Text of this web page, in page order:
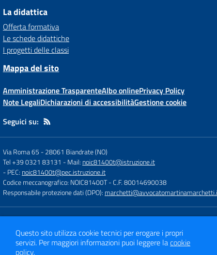
La didattica
Offerta formativa
Le schede didattiche
I progetti delle classi
Mappa del sito
Amministrazione TrasparenteAlbo onlinePrivacy Policy
Note LegaliDichiarazioni di accessibilitàGestione cookie
Seguici su:
Via Roma 65 -28061 Biandrate (NO)
Tel +39 0321 83131 - Mail: noic81400t@istruzione.it
- PEC: noic81400t@pec.istruzione.it
Codice meccanografico: NOIC81400T- C.F. 80014690038
Responsabile protezione dati (DPO):
Sito web realizzato con CMS
SCUOLASTICO
Questo sito utilizza cookie tecnici per erogare i propri
servizi. Per maggiori informazioni puoi leggere lacookie
policy.